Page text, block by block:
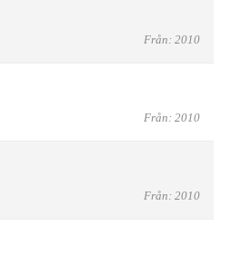
Från: 2010
Från: 2010
Från: 2010